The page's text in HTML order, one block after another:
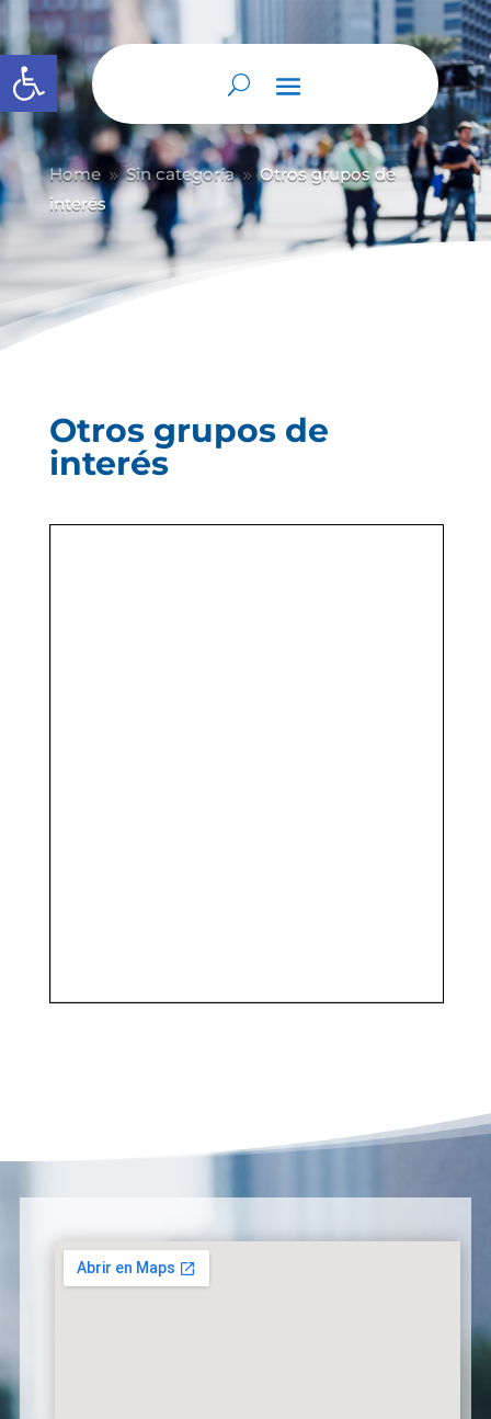
Abrir barra de herramientas
Home 9 Sin categoría 9 Otros grupos de
interés
Otros grupos de
interés